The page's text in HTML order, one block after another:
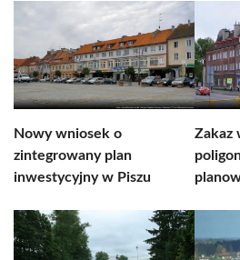
Nowy wniosek o
zintegrowany plan
inwestycyjny w Piszu
Zakaz